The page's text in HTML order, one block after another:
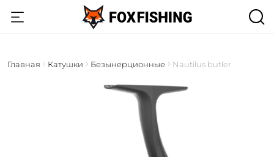
Главная Катушки Безынерционные Nautilus butler